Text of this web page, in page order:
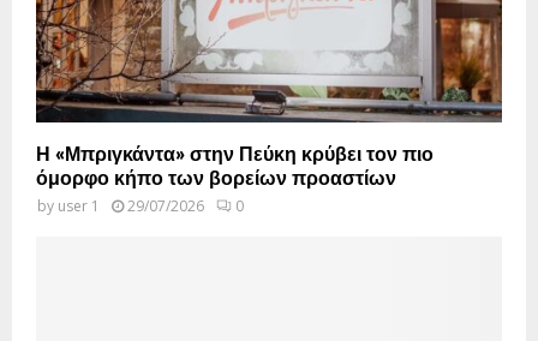
Η «Μπριγκάντα» στην Πεύκη κρύβει τον πιο
όμορφο κήπο των βορείων προαστίων
by user 1 29/07/2026 0